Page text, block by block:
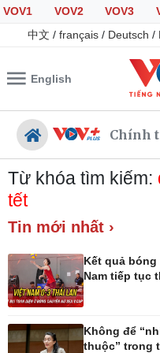
VOV1 VOV2 VOV3
中文 / français / Deutsch /
English
Chính
Chính trị
Tổ chức nhân sự
Quốc hội
Nhận diện sự thật
Từ khóa tìm kiếm:
tết
Tin mới nhất ›
Kết quả
Nam tiếp tục
Không để
thuộc” trong